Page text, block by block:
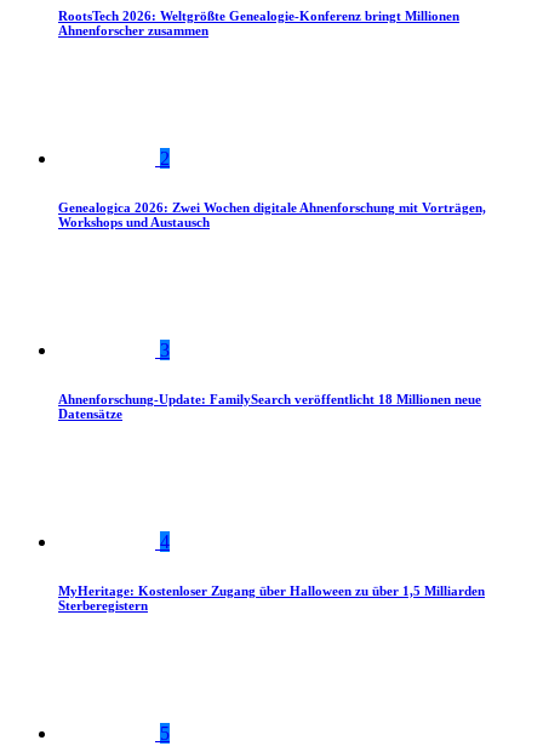
RootsTech 2026: Weltgrößte Genealogie-Konferenz bringt Millionen
Ahnenforscher zusammen
2
Genealogica 2026: Zwei Wochen digitale Ahnenforschung mit Vorträgen,
Workshops und Austausch
3
Ahnenforschung-Update: FamilySearch veröffentlicht 18 Millionen neue
Datensätze
4
MyHeritage: Kostenloser Zugang über Halloween zu über 1,5 Milliarden
Sterberegistern
5